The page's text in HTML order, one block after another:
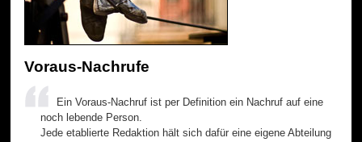
Voraus-Nachrufe
Ein Voraus-Nachruf ist per Definition ein Nachruf auf eine
noch lebende Person.
Jede etablierte Redaktion hält sich dafür eine eigene Abteilung